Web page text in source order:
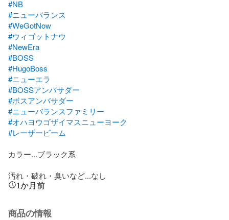
#NB
#ニューバランス
#WeGotNow
#ウィゴットナウ
#NewEra
#BOSS
#HugoBoss
#ニューエラ
#BOSSアンバサダー
#ボスアンバサダー
#ニューバランスファミリー
#オハヨウゴザイマスニューヨーク
#レーザービーム
カラー...ブラック系
汚れ・破れ・臭いなど...なし
1か月前
商品の情報